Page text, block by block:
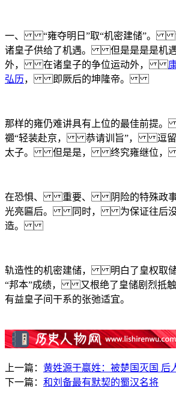
一、 “雍夺明日”取“机密建储”。
诸皇子供给了机遇。 但是是是是机
外， 在诸皇子的争位运动外，
弘历， 即厥后的坤隆帝。
那样的雍仍难讲具有上位的最佳前
禵“轻装赴京， 恭请训旨”， 逗留5
太子。 但是是， 终究雍继位，
在恐惧、 重要、 阴险的特殊政事
光亮匾后。 同时， 为保证往后没
造。
轨造性的机密建储， 明白了皇权
“邦本”成绩， 又根绝了皇储剧烈
有益皇子间干系的张弛适宜。
上一篇： 黄姓源于嬴姓：被楚国灭国 后
下一篇： 和刘备最有默契的蜀汉名将